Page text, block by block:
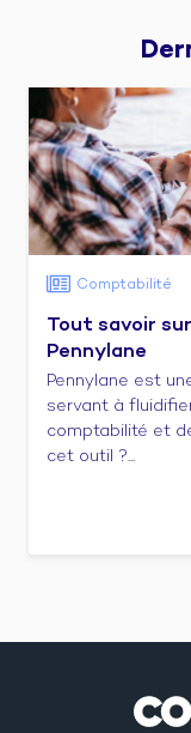
Comptabilité
Tout savoir
Pennylane
Pennylane est
servant à
comptabilité et
cet outil ?...